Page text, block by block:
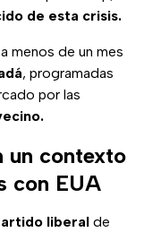
de esta crisis.
menos de un mes
, programadas
por las
un contexto
con EUA
liberal de